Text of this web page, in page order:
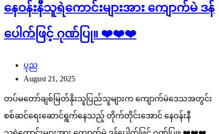
နေဝန်းနီသူရဲကောင်းများအား ကျောက်မဲ ဒန်
ပေါက်ဖြင့် ဂုဏ်ပြု။ ❤️❤️❤️
ပုည
August 21, 2025
တပ်မတော်ချစ်မြတ်နိုးသူပြည်သူများက ကျောက်မဲဒေသအတွင်း
စစ်ဆင်ရေးဆောင်ရွက်နေသည့် တိုက်တိုင်းအောင် နေဝန်းနီ